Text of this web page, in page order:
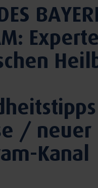
/ neuer
Kanal